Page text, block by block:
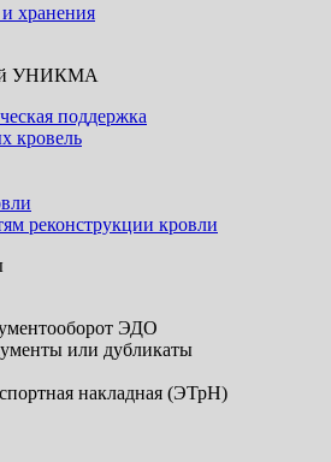
хранения
УНИКМА
поддержка
кровель
реконструкции кровли
ЭДО
или дубликаты
накладная (ЭТрН)